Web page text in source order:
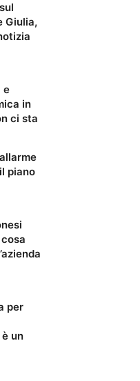
Giulia,
e
in
ci sta
piano
per
un